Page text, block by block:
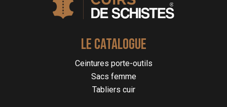
LE CATALOGUE
Ceintures porte-outils
Sacs femme
Tabliers cuir